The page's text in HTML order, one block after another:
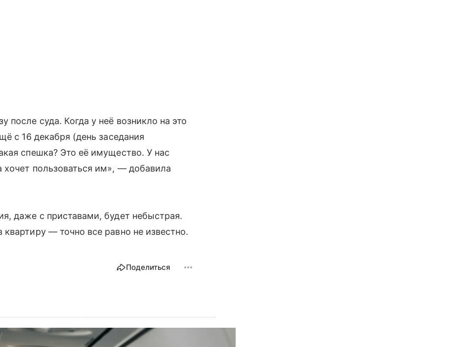
после суда. Когда у неё возникло на это
с 16 декабря (день заседания
спешка? Это её имущество. У нас
хочет пользоваться им», — добавила
даже с приставами, будет небыстрая.
— точно все равно не известно.
Поделиться